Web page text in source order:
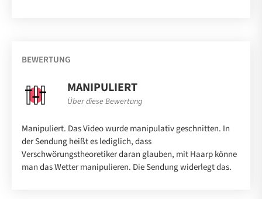
BEWERTUNG
MANIPULIERT
Über diese Bewertung
Manipuliert. Das Video wurde manipulativ geschnitten. In
der Sendung heißt es lediglich, dass
Verschwörungstheoretiker daran glauben, mit Haarp könne
man das Wetter manipulieren. Die Sendung widerlegt das.